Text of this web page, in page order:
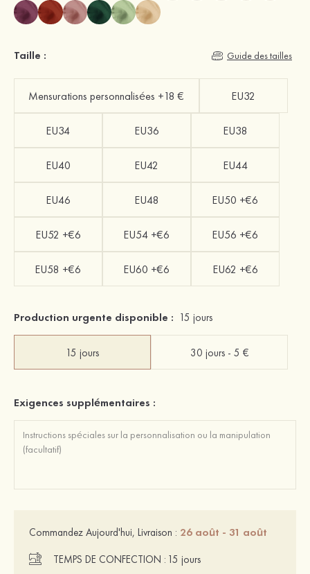
Taille : Guide des tailles
Mensurations personnalisées +18 € EU32
EU34 EU36 EU38
EU40 EU42 EU44
EU46 EU48 EU50 +€6
EU52 +€6 EU54 +€6 EU56 +€6
EU58 +€6 EU60 +€6 EU62 +€6
Production urgente disponible : 15 jours
15 jours 30 jours - 5 €
Exigences supplémentaires :
Commandez Aujourd'hui, Livraison : 26 août - 31 août
TEMPS DE CONFECTION : 15 jours